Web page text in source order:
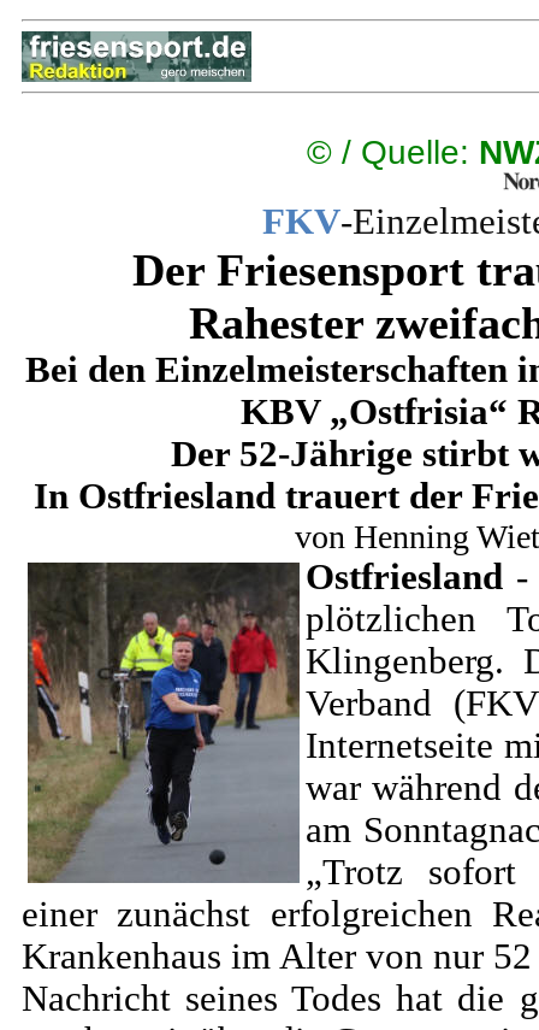
©/ Quelle:
FKV-
Der Friesensport
Rahester
Bei den Einzelmeisterschaften
KBV „Ostfrisia“
Der 52-Jährige stirbt
In Ostfriesland trauert der
von Henning
Ostfriesland -
plötzlichen
Klingenberg.
Verband
Internetseite
war während
am
„Trotz sofort
einer zunächst erfolgreichen
Krankenhaus im Alter von nur
Nachricht seines Todes hat die